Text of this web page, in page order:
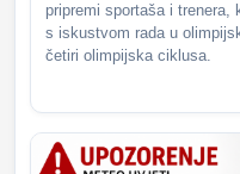
pripremi sportaša i
s iskustvom rada u
četiri olimpijska ciklusa.